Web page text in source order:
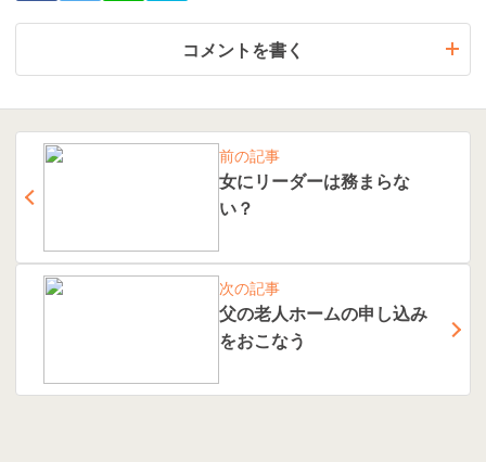
コメントを書く
前の記事
女にリーダーは務まらな
い？
次の記事
父の老人ホームの申し込み
をおこなう